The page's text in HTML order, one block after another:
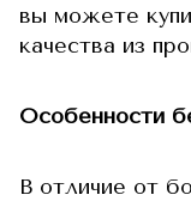
вы можете
качества из
Особенности
В отличие от